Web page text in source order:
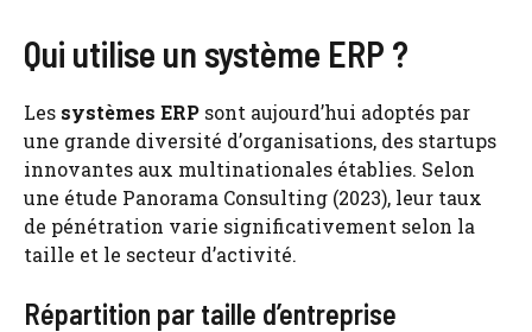
Qui utilise un système ERP ?
Les systèmes ERP sont aujourd’hui adoptés par
une grande diversité d’organisations, des startups
innovantes aux multinationales établies. Selon
une étude Panorama Consulting (2023), leur taux
de pénétration varie significativement selon la
taille et le secteur d’activité.
Répartition par taille d’entreprise